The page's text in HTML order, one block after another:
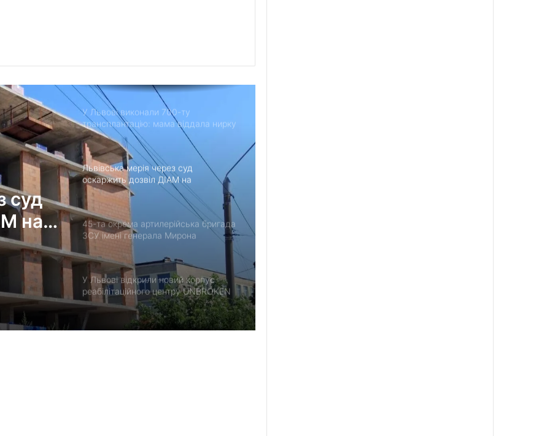
суд
на
мораторій на російськомовний
У Львові виконали 700-ту
трансплантацію: мама віддала нирку
27-річному синові
Львівська мерія через суд
оскаржить дозвіл ДІАМ на
будівництво на вул. Олесницького
45-та окрема артилерійська бригада
ЗСУ імені генерала Мирона
Тарнавського відзначає 10-річчя
У Львові відкрили новий корпус
реабілітаційного центру UNBROKEN
Ukraine